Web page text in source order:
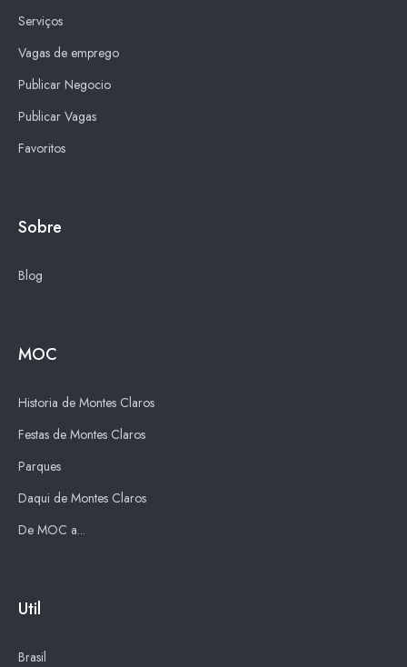
Serviços
Vagas de emprego
Publicar Negocio
Publicar Vagas
Favoritos
Sobre
Blog
MOC
Historia de Montes Claros
Festas de Montes Claros
Parques
Daqui de Montes Claros
De MOC a...
Util
Brasil